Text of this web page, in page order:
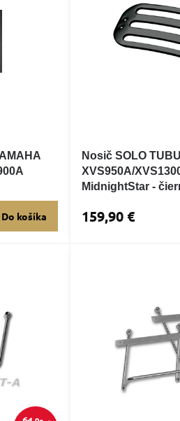
Do košíka
Nosič SOLO
XVS950A/
MidnightStar -
159,90 €